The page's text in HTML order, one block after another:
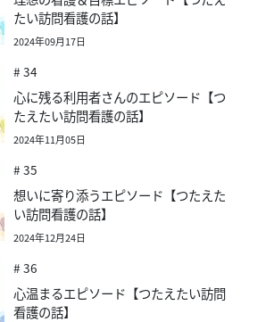
たい訪問看護の話】
2024年09月17日
# 34
心に残る利用者さんのエピソード【つ
たえたい訪問看護の話】
2024年11月05日
# 35
想いに寄り添うエピソード【つたえた
い訪問看護の話】
2024年12月24日
# 36
心温まるエピソード【つたえたい訪問
看護の話】